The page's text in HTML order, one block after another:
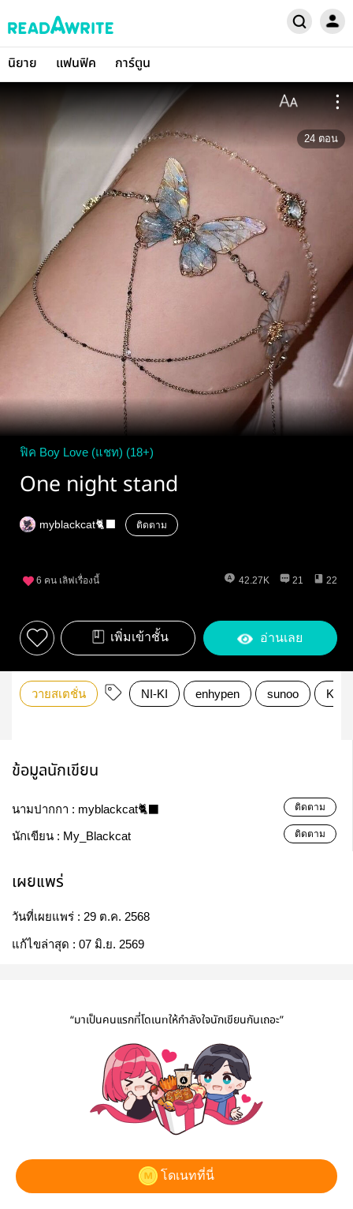
นิยาย แฟนฟิค การ์ตูน
24 ตอน
ฟิค Boy Love (แชท) (18+)
One night stand
myblackcat🐈‍⬛ ติดตาม
6 คน เลิฟเรื่องนี้ 42.27K 21 22
เพิ่มเข้าชั้น อ่านเลย
วายสเตชั่น NI-KI enhypen sunoo
ข้อมูลนักเขียน
นามปากกา : myblackcat🐈‍⬛ ติดตาม
นักเขียน : My_Blackcat ติดตาม
เผยแพร่
วันที่เผยแพร่ : 29 ต.ค. 2568
แก้ไขล่าสุด : 07 มิ.ย. 2569
“มาเป็นคนแรกที่โดเนทให้กำลังใจนักเขียนกันเถอะ”
โดเนทที่นี่